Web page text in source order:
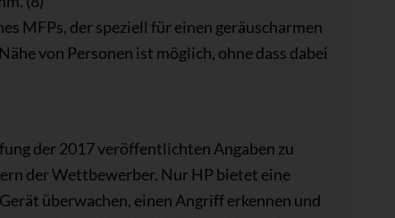
MFPs, der speziell für einen geräuscharmen
von Personen ist möglich, ohne dass dabei
der 2017 veröffentlichten Angaben zu
der Wettbewerber. Nur HP bietet eine
überwachen, einen Angriff erkennen und